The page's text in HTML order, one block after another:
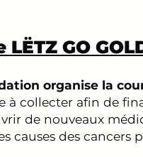
GO
organise la
à collecter afin de
de nouveaux
causes des cancers